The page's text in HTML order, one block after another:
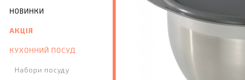
НОВИНКИ
АКЦІЯ
КУХОННИЙ ПОСУД
Набори посуду